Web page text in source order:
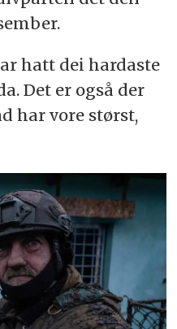
hatt dei hardaste
Det er også der
har vore størst,